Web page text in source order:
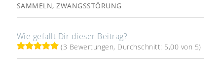
SAMMELN,ZWANGSSTÖRUNG
Wie gefällt Dir dieser Beitrag?
(3 Bewertungen, Durchschnitt: 5,00 von 5)